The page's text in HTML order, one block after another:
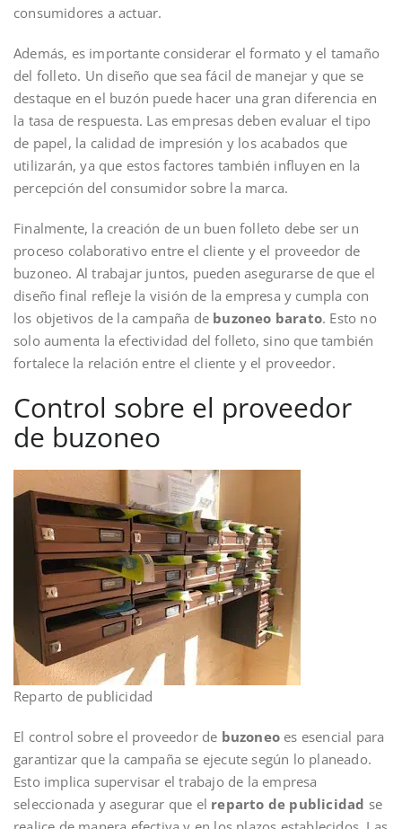
consumidores a actuar.
Además, es importante considerar el formato y el tamaño
del folleto. Un diseño que sea fácil de manejar y que se
destaque en el buzón puede hacer una gran diferencia en
la tasa de respuesta. Las empresas deben evaluar el tipo
de papel, la calidad de impresión y los acabados que
utilizarán, ya que estos factores también influyen en la
percepción del consumidor sobre la marca.
Finalmente, la creación de un buen folleto debe ser un
proceso colaborativo entre el cliente y el proveedor de
buzoneo. Al trabajar juntos, pueden asegurarse de que el
diseño final refleje la visión de la empresa y cumpla con
los objetivos de la campaña de buzoneo barato. Esto no
solo aumenta la efectividad del folleto, sino que también
fortalece la relación entre el cliente y el proveedor.
Control sobre el proveedor
de buzoneo
Reparto de publicidad
El control sobre el proveedor de buzoneo es esencial para
garantizar que la campaña se ejecute según lo planeado.
Esto implica supervisar el trabajo de la empresa
seleccionada y asegurar que el reparto de publicidad se